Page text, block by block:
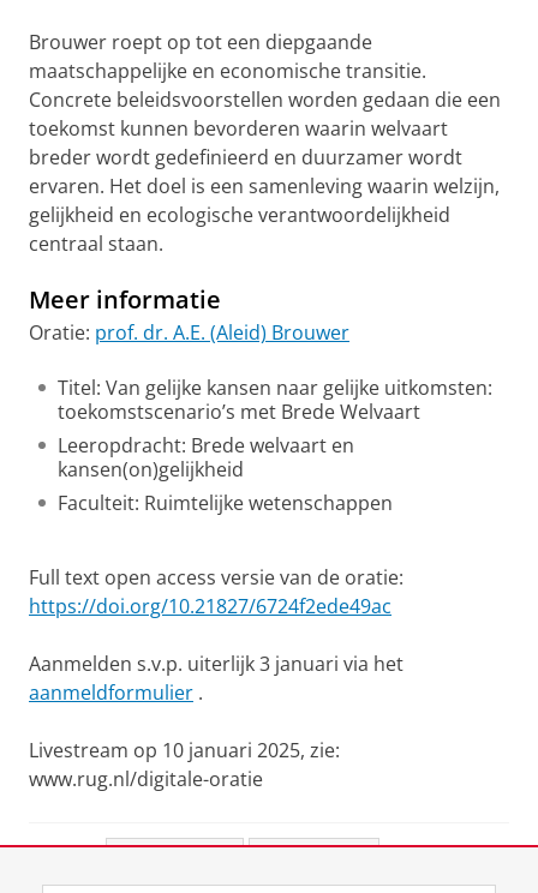
Brouwer roept op tot een diepgaande
maatschappelijke en economische transitie.
Concrete beleidsvoorstellen worden gedaan die een
toekomst kunnen bevorderen waarin welvaart
breder wordt gedefinieerd en duurzamer wordt
ervaren. Het doel is een samenleving waarin welzijn,
gelijkheid en ecologische verantwoordelijkheid
centraal staan.
Meer informatie
Oratie: prof. dr. A.E. (Aleid) Brouwer
Titel: Van gelijke kansen naar gelijke uitkomsten:
toekomstscenario’s met Brede Welvaart
Leeropdracht: Brede welvaart en
kansen(on)gelijkheid
Faculteit: Ruimtelijke wetenschappen
Full text open access versie van de oratie:
https://doi.org/10.21827/6724f2ede49ac
Aanmelden s.v.p. uiterlijk 3 januari via het
aanmeldformulier .
Livestream op 10 januari 2025, zie:
www.rug.nl/digitale-oratie